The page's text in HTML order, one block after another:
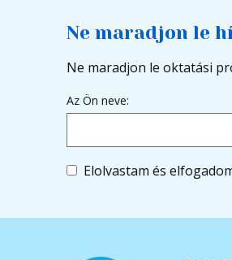
Ne maradjon le
Ne maradjon le oktatási
Az Ön neve:
Elolvastam és